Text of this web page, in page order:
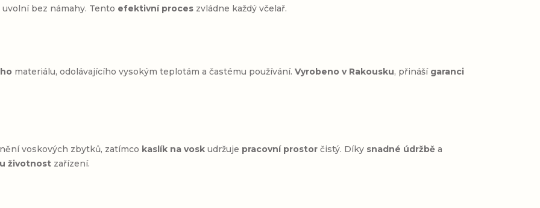
bez námahy. Tento efektivní proces zvládne každý včelař.
materiálu, odolávajícího vysokým teplotám a častému používání.Vyrobeno v Rakousku, přináší garanci
voskových zbytků, zatímco kaslík na vosk udržuje pracovní prostor čistý. Díky snadné údržbě a
životnost zařízení.